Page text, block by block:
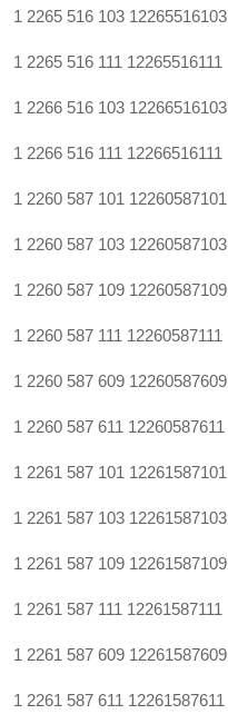
1 2265 516 103 12265516103
1 2265 516 111 12265516111
1 2266 516 103 12266516103
1 2266 516 111 12266516111
1 2260 587 101 12260587101
1 2260 587 103 12260587103
1 2260 587 109 12260587109
1 2260 587 111 12260587111
1 2260 587 609 12260587609
1 2260 587 611 12260587611
1 2261 587 101 12261587101
1 2261 587 103 12261587103
1 2261 587 109 12261587109
1 2261 587 111 12261587111
1 2261 587 609 12261587609
1 2261 587 611 12261587611